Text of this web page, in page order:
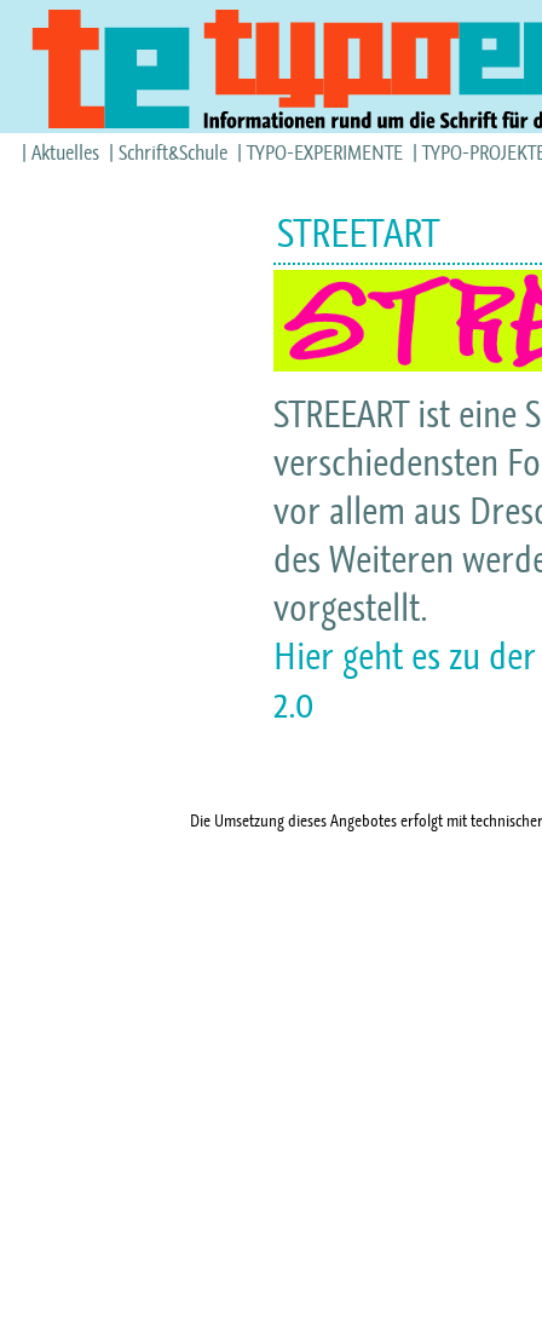
Aktuelles Schrift&Schule TYPO-EXPERIMENTE TYPO-
STREETART
STREEART ist
verschiedensten
vor allem aus
des Weiteren
vorgestellt.
Hier geht es zu der
2.0
Die Umsetzung dieses Angebotes erfolgt mit